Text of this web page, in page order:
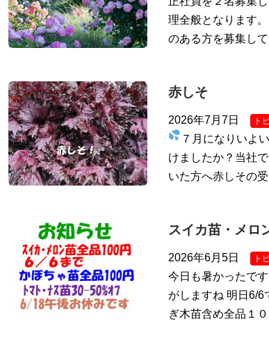
理全般となります
のある方を募集し
赤しそ
2026年7月7日 ト
７月になりいよ
けましたか？当社
いた方へ赤しその
スイカ苗・メロ
2026年6月5日 ト
今日も暑かったで
がしますね 明日6/6
ぎ木苗含め全品１